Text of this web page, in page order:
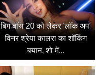
बिग बॉस 20 को लेकर 'लॉक अप'
विनर श्रेया कालरा का शॉकिंग
बयान, शो में...